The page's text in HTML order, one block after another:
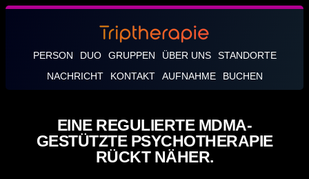
PERSON DUO GRUPPEN ÜBER UNS
STANDORTE
NACHRICHT
KONTAKT AUFNAHME BUCHEN
EINE REGULIERTE MDMA-
GESTÜTZTE PSYCHOTHERAPIE
RÜCKT NÄHER.